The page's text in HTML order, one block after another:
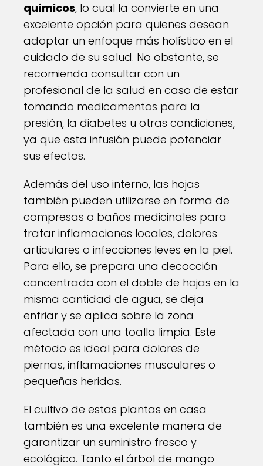
químicos, lo cual la convierte en una
excelente opción para quienes desean
adoptar un enfoque más holístico en el
cuidado de su salud. No obstante, se
recomienda consultar con un
profesional de la salud en caso de estar
tomando medicamentos para la
presión, la diabetes u otras condiciones,
ya que esta infusión puede potenciar
sus efectos.
Además del uso interno, las hojas
también pueden utilizarse en forma de
compresas o baños medicinales para
tratar inflamaciones locales, dolores
articulares o infecciones leves en la piel.
Para ello, se prepara una decocción
concentrada con el doble de hojas en la
misma cantidad de agua, se deja
enfriar y se aplica sobre la zona
afectada con una toalla limpia. Este
método es ideal para dolores de
piernas, inflamaciones musculares o
pequeñas heridas.
El cultivo de estas plantas en casa
también es una excelente manera de
garantizar un suministro fresco y
ecológico. Tanto el árbol de mango